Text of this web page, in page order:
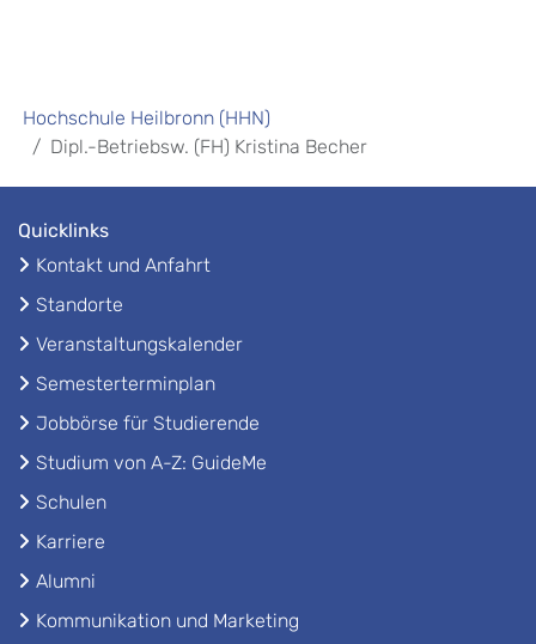
Hochschule Heilbronn (HHN)
Dipl.-Betriebsw. (FH) Kristina Becher
Quicklinks
Kontakt und Anfahrt
Standorte
Veranstaltungskalender
Semesterterminplan
Jobbörse für Studierende
Studium von A-Z: GuideMe
Schulen
Karriere
Alumni
Kommunikation und Marketing